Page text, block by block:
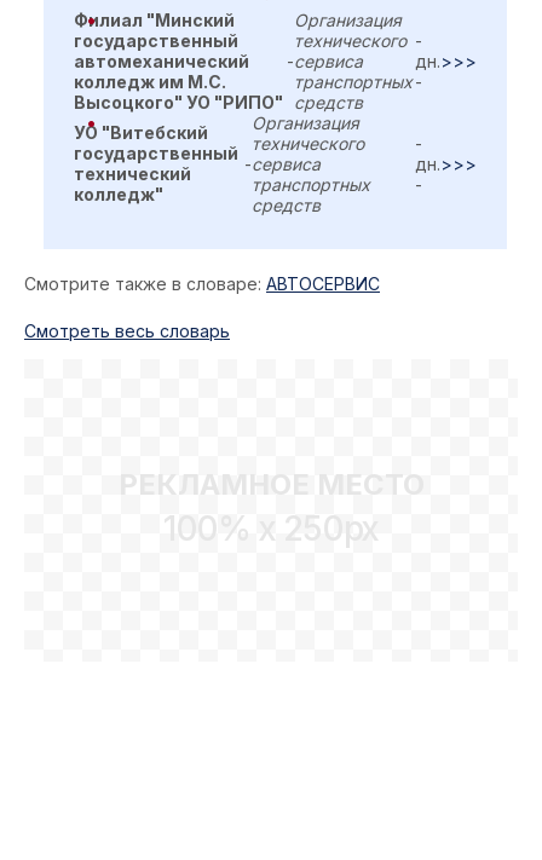
Филиал "Минский
государственный
автомеханический
колледж им М.С.
Высоцкого" УО "РИПО"
-
Организация
технического
сервиса
транспортных
средств
-
дн.
-
>>>
УО "Витебский
государственный
технический
колледж"
-
Организация
технического
сервиса
транспортных
средств
-
дн.
-
>>>
Смотрите также в словаре: АВТОСЕРВИС
Cмотреть весь словарь
РЕКЛАМНОЕ МЕСТО
100% x 250px